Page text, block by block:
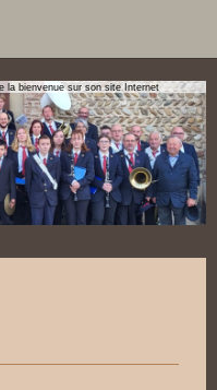
la bienvenue sur son site Internet